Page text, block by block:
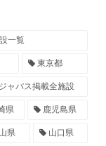
一覧
東京都
ャパス掲載全施設
県 鹿児島県
県 山口県